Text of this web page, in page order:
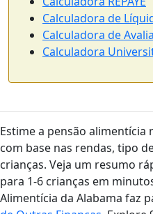
Calculadora de
Calculadora de
Calculadora
Estime a pensão alimentícia
com base nas rendas, tipo
crianças. Veja um resumo
para 1-6 crianças em
Alimentícia da Alabama faz